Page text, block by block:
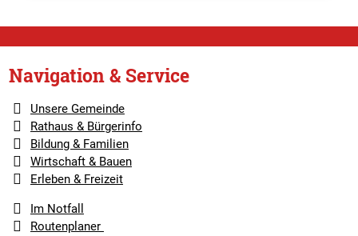
Navigation & Service
Unsere Gemeinde
Rathaus & Bürgerinfo
Bildung & Familien
Wirtschaft & Bauen
Erleben & Freizeit
Im Notfall
Routenplaner